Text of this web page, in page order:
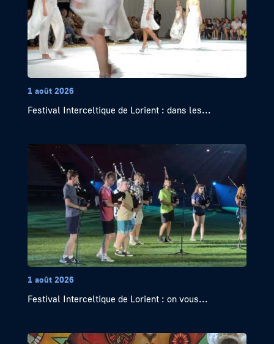
1 août 2026
Festival Interceltique de Lorient : dans les...
1 août 2026
Festival Interceltique de Lorient : on vous...